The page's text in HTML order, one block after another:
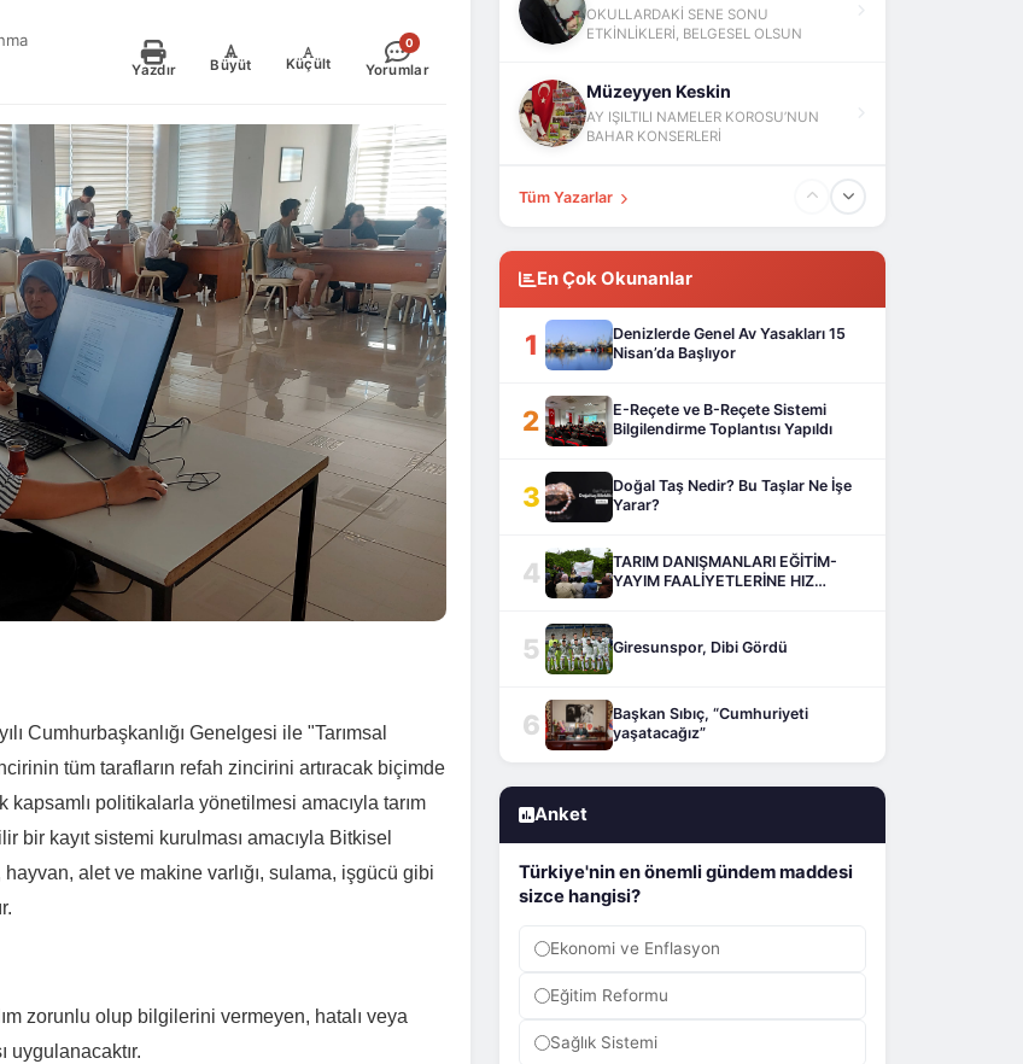
Yazdır
+
Büyüt
-
Küçült
0
Yorumlar
Cumhurbaşkanlığı Genelgesi ile "Tarımsal
tüm tarafların refah zincirini artıracak biçimde
politikalarla yönetilmesi amacıyla tarım
kayıt sistemi kurulması amacıyla Bitkisel
alet ve makine varlığı, sulama, işgücü gibi
zorunlu olup bilgilerini vermeyen, hatalı veya
uygulanacaktır.
OKULLARDAKİ SENE SONU
ETKİNLİKLERİ, BELGESEL OLSUN
Müzeyyen Keskin
AY IŞILTILI NAMELER KOROSU’NUN
BAHAR KONSERLERİ
Fatih Yokuş
Tüm Yazarlar
En Çok Okunanlar
1
Denizlerde Genel Av Yasakları 15
Nisan’da Başlıyor
2
E-Reçete ve B-Reçete Sistemi
Bilgilendirme Toplantısı Yapıldı
3
Doğal Taş Nedir? Bu Taşlar Ne İşe
Yarar?
4
TARIM DANIŞMANLARI EĞİTİM-
YAYIM FAALİYETLERİNE HIZ
5 Giresunspor, Dibi Gördü
6
Başkan Sıbıç, “Cumhuriyeti
yaşatacağız”
Anket
Türkiye'nin en önemli gündem maddesi
sizce hangisi?
Ekonomi ve Enflasyon
Eğitim Reformu
Sağlık Sistemi